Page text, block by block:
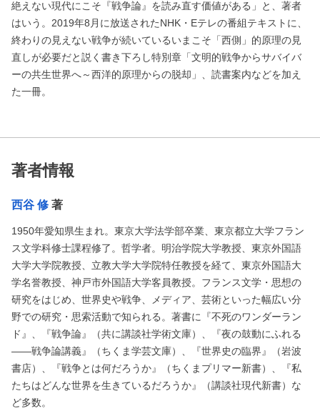
絶えない現代にこそ『戦争論』を読み直す価値がある」と、著者
はいう。2019年8月に放送されたNHK・Eテレの番組テキストに、
終わりの見えない戦争が続いているいまこそ「西側」的原理の見
直しが必要だと説く書き下ろし特別章「文明的戦争からサバイバ
ーの共生世界へ～西洋的原理からの脱却」、読書案内などを加え
た一冊。
著者情報
西谷 修 著
1950年愛知県生まれ。東京大学法学部卒業、東京都立大学フラン
ス文学科修士課程修了。哲学者。明治学院大学教授、東京外国語
大学大学院教授、立教大学大学院特任教授を経て、東京外国語大
学名誉教授、神戸市外国語大学客員教授。フランス文学・思想の
研究をはじめ、世界史や戦争、メディア、芸術といった幅広い分
野での研究・思索活動で知られる。著書に『不死のワンダーラン
ド』、『戦争論』（共に講談社学術文庫）、『夜の鼓動にふれる
――戦争論講義』（ちくま学芸文庫）、『世界史の臨界』（岩波
書店）、『戦争とは何だろうか』（ちくまプリマー新書）、『私
たちはどんな世界を生きているだろうか』（講談社現代新書）な
ど多数。